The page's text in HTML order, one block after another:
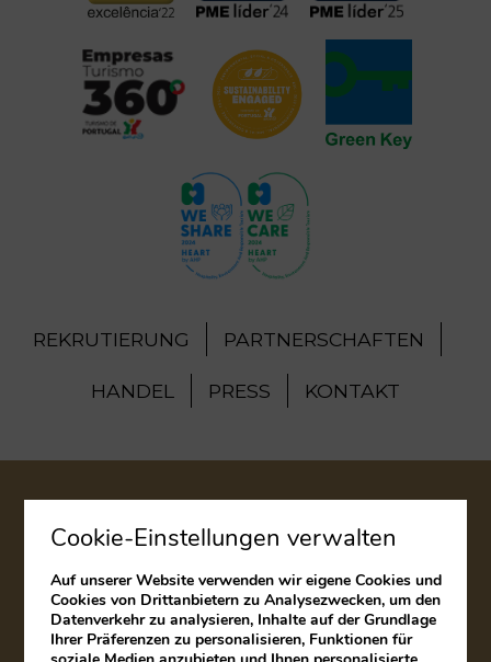
REKRUTIERUNG PARTNERSCHAFTEN
HANDEL PRESS KONTAKT
BESCHWERDEBUCH
Cookie-Einstellungen verwalten
Auf unserer Website verwenden wir eigene Cookies und
Cookies von Drittanbietern zu Analysezwecken, um den
Datenverkehr zu analysieren, Inhalte auf der Grundlage
Ihrer Präferenzen zu personalisieren, Funktionen für